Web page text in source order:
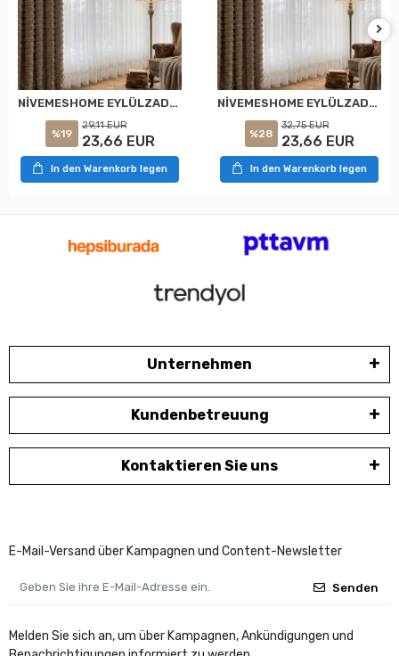
NİVEMESHOME EYLÜLZADE GOLD DETAY 1/2,5 PİLELİ TÜL PERDE APM
%19
29,11 EUR
23,66 EUR
In den Warenkorb legen
NİVEMESHOME EYLÜLZADE GOLD DETAY 1/3 PİLELİ TÜL PERDE APM
%28
32,75 EUR
23,66 EUR
In den Warenkorb legen
Unternehmen
Kundenbetreuung
Kontaktieren Sie uns
E-Mail-Versand über Kampagnen und Content-Newsletter
Senden
Melden Sie sich an, um über Kampagnen, Ankündigungen und